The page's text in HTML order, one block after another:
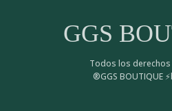
GGS
Todos los
®GGS BOUTIQUE